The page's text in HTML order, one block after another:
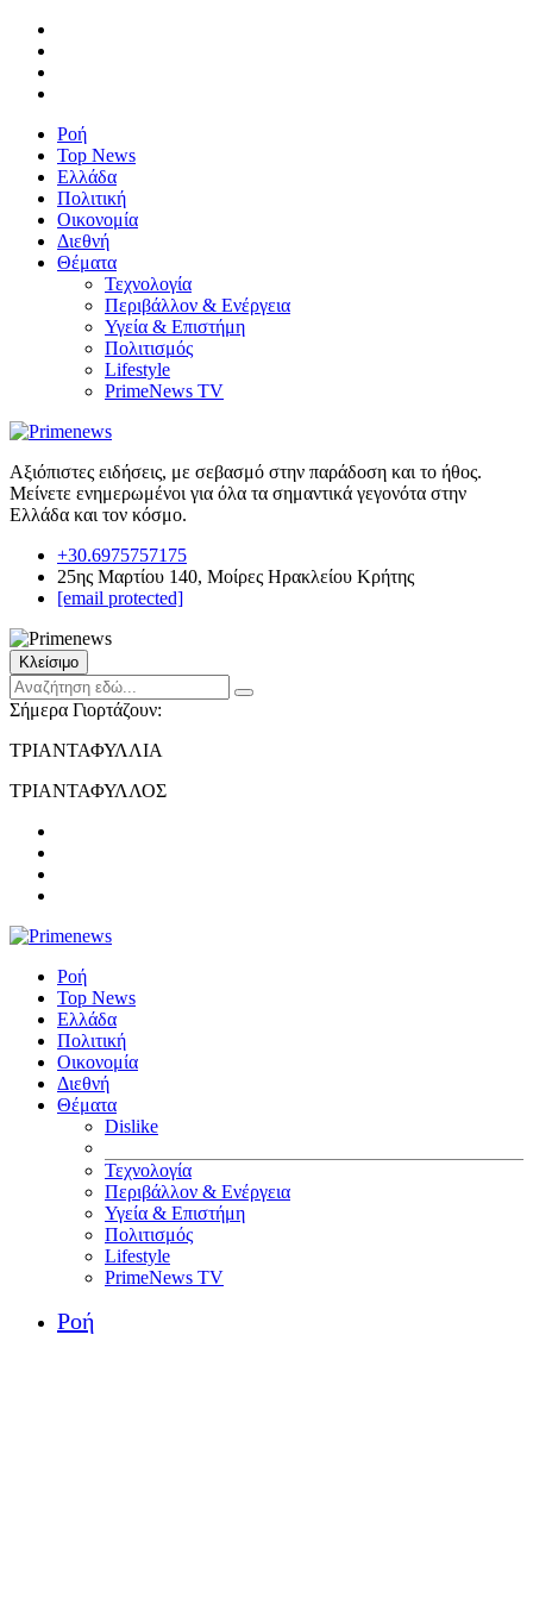
Ροή
Top News
Ελλάδα
Πολιτική
Οικονομία
Διεθνή
Θέματα
Τεχνολογία
Περιβάλλον & Ενέργεια
Υγεία & Επιστήμη
Πολιτισμός
Lifestyle
PrimeNews TV
Αξιόπιστες ειδήσεις, με σεβασμό στην παράδοση και το ήθος.
Μείνετε ενημερωμένοι για όλα τα σημαντικά γεγονότα στην
Ελλάδα και τον κόσμο.
+30.6975757175
25ης Μαρτίου 140, Μοίρες Ηρακλείου Κρήτης
[email protected]
Κλείσιμο
Σήμερα Γιορτάζουν:
ΤΡΙΑΝΤΑΦΥΛΛΙΑ
ΤΡΙΑΝΤΑΦΥΛΛΟΣ
Ροή
Top News
Ελλάδα
Πολιτική
Οικονομία
Διεθνή
Θέματα
Dislike
Τεχνολογία
Περιβάλλον & Ενέργεια
Υγεία & Επιστήμη
Πολιτισμός
Lifestyle
PrimeNews TV
Ροή